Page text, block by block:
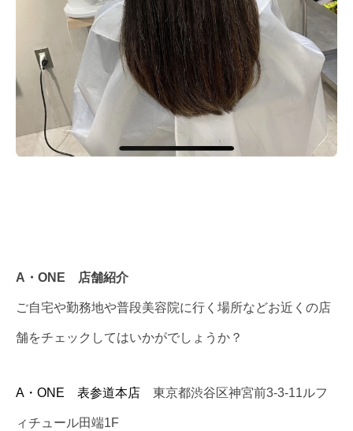
A・ONE 店舗紹介
ご自宅や勤務地や普段美容院に行く場所などお近くの店
舗をチェックしてはいかがでしょうか？
A・ONE 表参道本店 東京都渋谷区神宮前3-3-11ルフ
ィチュール田端1F